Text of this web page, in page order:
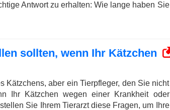
Antwort zu erhalten: Wie lange haben Sie
sollten, wenn Ihr Kätzchen
Kätzchens, aber ein Tierpfleger, den Sie nicht
Ihr Kätzchen wegen einer Krankheit oder
Sie Ihrem Tierarzt diese Fragen, um Ihre